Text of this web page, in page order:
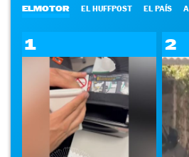
ELMOTOR EL HUFFPOST EL PAÍS
1 2